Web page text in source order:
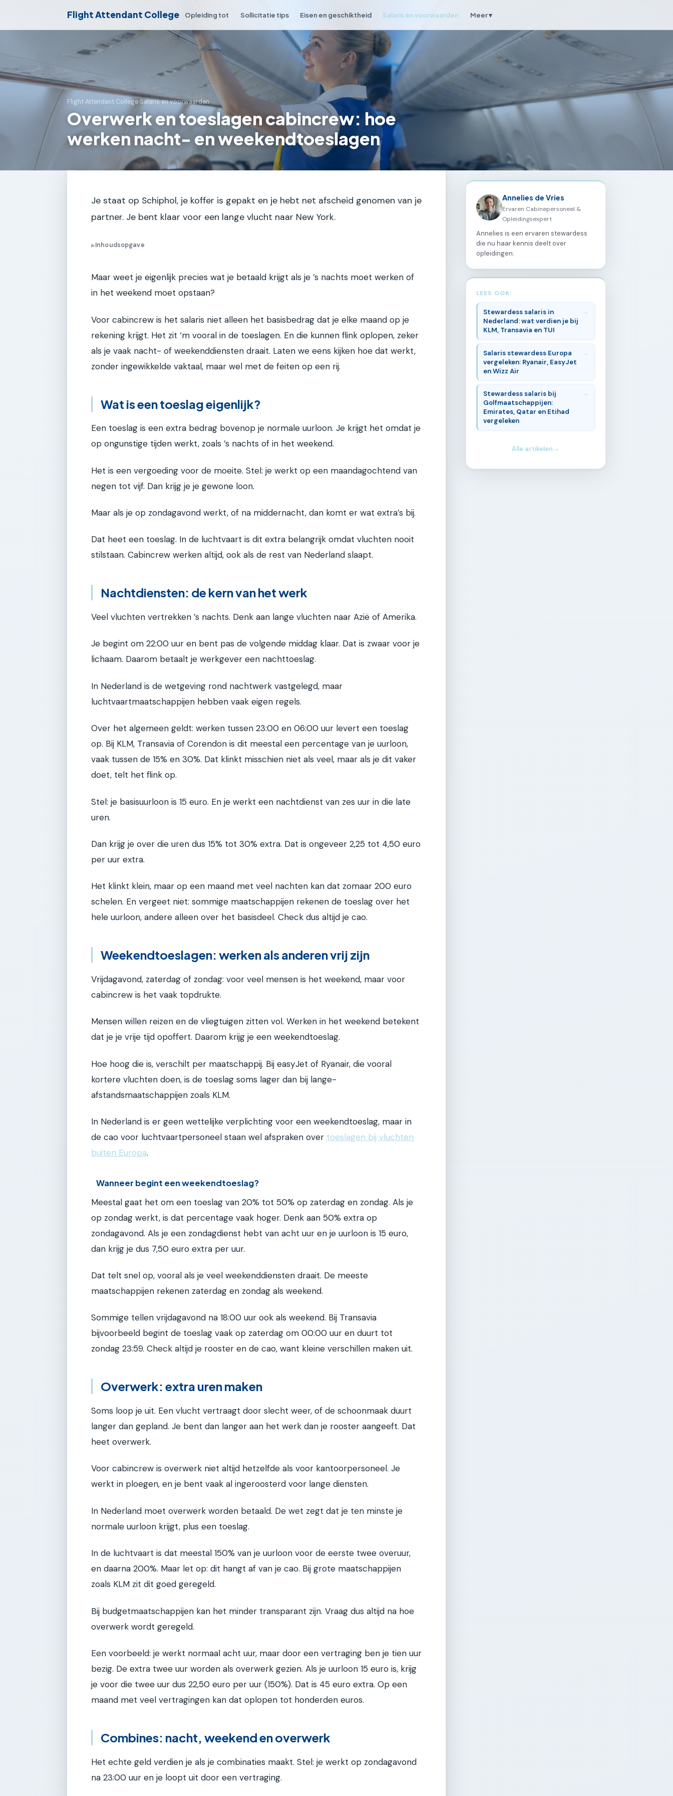
Flight Attendant College Opleiding tot Sollicitatie tips Eisen en geschiktheid Salaris en voorwaarden Meer ▾
Flight Attendant College›Salaris en voorwaarden
Overwerk en toeslagen cabincrew: hoe
werken nacht- en weekendtoeslagen
Je staat op Schiphol, je koffer is gepakt en je hebt net afscheid genomen van je
partner. Je bent klaar voor een lange vlucht naar New York.
▶Inhoudsopgave
Maar weet je eigenlijk precies wat je betaald krijgt als je ’s nachts moet werken of
in het weekend moet opstaan?
Voor cabincrew is het salaris niet alleen het basisbedrag dat je elke maand op je
rekening krijgt. Het zit ‘m vooral in de toeslagen. En die kunnen flink oplopen, zeker
als je vaak nacht- of weekenddiensten draait. Laten we eens kijken hoe dat werkt,
zonder ingewikkelde vaktaal, maar wel met de feiten op een rij.
Wat is een toeslag eigenlijk?
Een toeslag is een extra bedrag bovenop je normale uurloon. Je krijgt het omdat je
op ongunstige tijden werkt, zoals ’s nachts of in het weekend.
Het is een vergoeding voor de moeite. Stel: je werkt op een maandagochtend van
negen tot vijf. Dan krijg je je gewone loon.
Maar als je op zondagavond werkt, of na middernacht, dan komt er wat extra’s bij.
Dat heet een toeslag. In de luchtvaart is dit extra belangrijk omdat vluchten nooit
stilstaan. Cabincrew werken altijd, ook als de rest van Nederland slaapt.
Nachtdiensten: de kern van het werk
Veel vluchten vertrekken ’s nachts. Denk aan lange vluchten naar Azië of Amerika.
Je begint om 22:00 uur en bent pas de volgende middag klaar. Dat is zwaar voor je
lichaam. Daarom betaalt je werkgever een nachttoeslag.
In Nederland is de wetgeving rond nachtwerk vastgelegd, maar
luchtvaartmaatschappijen hebben vaak eigen regels.
Over het algemeen geldt: werken tussen 23:00 en 06:00 uur levert een toeslag
op. Bij KLM, Transavia of Corendon is dit meestal een percentage van je uurloon,
vaak tussen de 15% en 30%. Dat klinkt misschien niet als veel, maar als je dit vaker
doet, telt het flink op.
Stel: je basisuurloon is 15 euro. En je werkt een nachtdienst van zes uur in die late
uren.
Dan krijg je over die uren dus 15% tot 30% extra. Dat is ongeveer 2,25 tot 4,50 euro
per uur extra.
Het klinkt klein, maar op een maand met veel nachten kan dat zomaar 200 euro
schelen. En vergeet niet: sommige maatschappijen rekenen de toeslag over het
hele uurloon, andere alleen over het basisdeel. Check dus altijd je cao.
Weekendtoeslagen: werken als anderen vrij zijn
Vrijdagavond, zaterdag of zondag: voor veel mensen is het weekend, maar voor
cabincrew is het vaak topdrukte.
Mensen willen reizen en de vliegtuigen zitten vol. Werken in het weekend betekent
dat je je vrije tijd opoffert. Daarom krijg je een weekendtoeslag.
Hoe hoog die is, verschilt per maatschappij. Bij easyJet of Ryanair, die vooral
kortere vluchten doen, is de toeslag soms lager dan bij lange-
afstandsmaatschappijen zoals KLM.
In Nederland is er geen wettelijke verplichting voor een weekendtoeslag, maar in
de cao voor luchtvaartpersoneel staan wel afspraken over toeslagen bij vluchten
buiten Europa.
Wanneer begint een weekendtoeslag?
Meestal gaat het om een toeslag van 20% tot 50% op zaterdag en zondag. Als je
op zondag werkt, is dat percentage vaak hoger. Denk aan 50% extra op
zondagavond. Als je een zondagdienst hebt van acht uur en je uurloon is 15 euro,
dan krijg je dus 7,50 euro extra per uur.
Dat telt snel op, vooral als je veel weekenddiensten draait. De meeste
maatschappijen rekenen zaterdag en zondag als weekend.
Sommige tellen vrijdagavond na 18:00 uur ook als weekend. Bij Transavia
bijvoorbeeld begint de toeslag vaak op zaterdag om 00:00 uur en duurt tot
zondag 23:59. Check altijd je rooster en de cao, want kleine verschillen maken uit.
Overwerk: extra uren maken
Soms loop je uit. Een vlucht vertraagt door slecht weer, of de schoonmaak duurt
langer dan gepland. Je bent dan langer aan het werk dan je rooster aangeeft. Dat
heet overwerk.
Voor cabincrew is overwerk niet altijd hetzelfde als voor kantoorpersoneel. Je
werkt in ploegen, en je bent vaak al ingeroosterd voor lange diensten.
In Nederland moet overwerk worden betaald. De wet zegt dat je ten minste je
normale uurloon krijgt, plus een toeslag.
In de luchtvaart is dat meestal 150% van je uurloon voor de eerste twee overuur,
en daarna 200%. Maar let op: dit hangt af van je cao. Bij grote maatschappijen
zoals KLM zit dit goed geregeld.
Bij budgetmaatschappijen kan het minder transparant zijn. Vraag dus altijd na hoe
overwerk wordt geregeld.
Een voorbeeld: je werkt normaal acht uur, maar door een vertraging ben je tien uur
bezig. De extra twee uur worden als overwerk gezien. Als je uurloon 15 euro is, krijg
je voor die twee uur dus 22,50 euro per uur (150%). Dat is 45 euro extra. Op een
maand met veel vertragingen kan dat oplopen tot honderden euros.
Combines: nacht, weekend en overwerk
Het echte geld verdien je als je combinaties maakt. Stel: je werkt op zondagavond
na 23:00 uur en je loopt uit door een vertraging.
Annelies de Vries
Ervaren Cabinepersoneel &
Opleidingsexpert
Annelies is een ervaren stewardess
die nu haar kennis deelt over
opleidingen.
LEES OOK:
Stewardess salaris in
Nederland: wat verdien je bij
KLM, Transavia en TUI
Salaris stewardess Europa
vergeleken: Ryanair, EasyJet
en Wizz Air
Stewardess salaris bij
Golfmaatschappijen:
Emirates, Qatar en Etihad
vergeleken
Alle artikelen